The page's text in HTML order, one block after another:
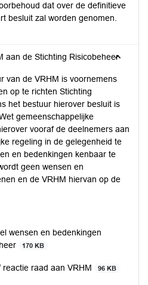
dat over de definitieve
besluit zal worden genomen.
aan de Stichting Risicobeheer
van de VRHM is voornemens
op te richten Stichting
het bestuur hierover besluit is
gemeenschappelijke
vooraf de deelnemers aan
regeling in de gelegenheid te
en bedenkingen kenbaar te
geen wensen en
en de VRHM hiervan op de
wensen en bedenkingen
170 KB
reactie raad aan VRHM 96 KB